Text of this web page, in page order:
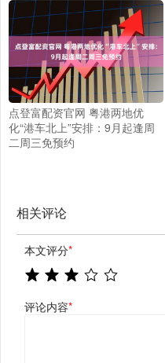
点登富配资官网 粤港两地优
化“港车北上”安排：9月起逢周
二周三免预约
相关评论
本文评分*
评论内容*